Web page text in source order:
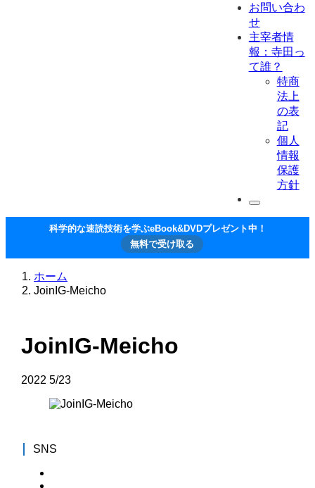
お問い合わ
せ
主宰者情
報：寺田っ
て誰？
特商
法上
の表
記
個人
情報
保護
方針
科学的な速読技術を学ぶeBook&DVDプレゼント中！
無料で受け取る
ホーム
JoinIG-Meicho
JoinIG-Meicho
2022 5/23
SNS